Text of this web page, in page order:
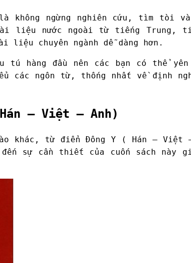
không ngừng nghiên cứu, tìm tòi
liệu nước ngoài từ tiếng Trung,
chuyên ngành dễ dàng hơn.
hàng đầu nên các bạn có thể
các ngôn từ, thống nhất về định
– Việt – Anh)
khác, từ điển Đông Y ( Hán – Việt
sự cần thiết của cuốn sách này